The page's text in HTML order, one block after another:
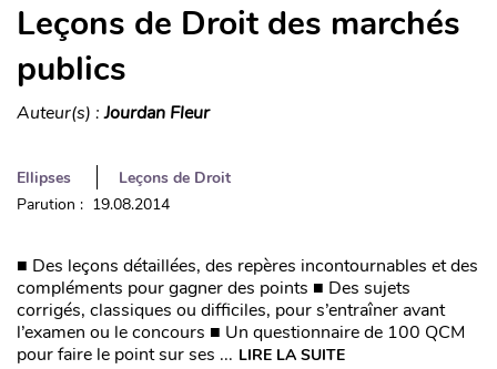
Leçons de Droit des marchés
publics
Auteur(s) :Jourdan Fleur
Ellipses
Leçons de Droit
Parution : 19.08.2014
■ Des leçons détaillées, des repères incontournables et des
compléments pour gagner des points ■ Des sujets
corrigés, classiques ou difficiles, pour s’entraîner avant
l’examen ou le concours ■ Un questionnaire de 100 QCM
pour faire le point sur ses ... LIRE LA SUITE